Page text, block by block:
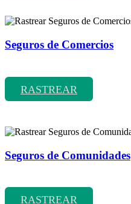
Seguros de Comercios
RASTREAR
Seguros de Comunidades
RASTREAR